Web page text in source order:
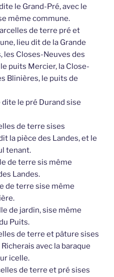
le Grand-Pré, avec le
même commune.
de terre pré et
lieu dit de la Grande
les Closes-Neuves des
puits Mercier, la Close-
Blinières, le puits de
le pré Durand sise
de terre sises
la pièce des Landes, et le
tenant.
de terre sis même
Landes.
de terre sise même
de jardin, sise même
Puits.
de terre et pâture sises
avec la baraque
icelle.
de terre et pré sises